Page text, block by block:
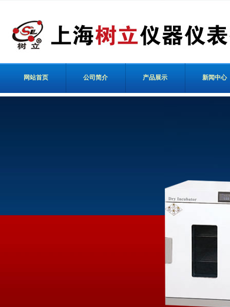
网站首页 公司简介 产品展示 新闻中心